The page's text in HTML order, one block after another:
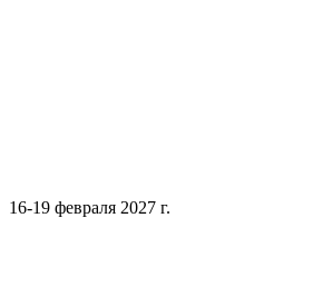
16-19 февраля 2027 г.